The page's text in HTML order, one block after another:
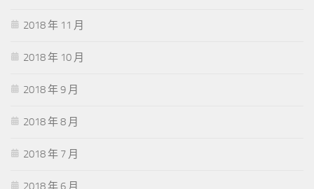
2018 年 11 月
2018 年 10 月
2018 年 9 月
2018 年 8 月
2018 年 7 月
2018 年 6 月